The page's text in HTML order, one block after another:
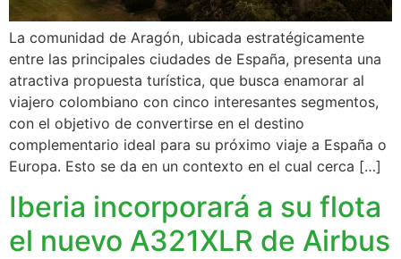
La comunidad de Aragón, ubicada estratégicamente
entre las principales ciudades de España, presenta una
atractiva propuesta turística, que busca enamorar al
viajero colombiano con cinco interesantes segmentos,
con el objetivo de convertirse en el destino
complementario ideal para su próximo viaje a España o
Europa. Esto se da en un contexto en el cual cerca […]
Iberia incorporará a su flota
el nuevo A321XLR de Airbus